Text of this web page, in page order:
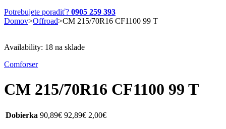
Potrebujete poradiť? 0905 259 393
Domov>Offroad>CM 215/70R16 CF1100 99 T
Availability: 18 na sklade
Comforser
CM 215/70R16 CF1100 99 T
Dobierka 90,89€ 92,89€ 2,00€